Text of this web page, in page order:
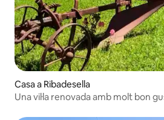
Casa a Ribadesella
Una vil·la renovada amb molt bon